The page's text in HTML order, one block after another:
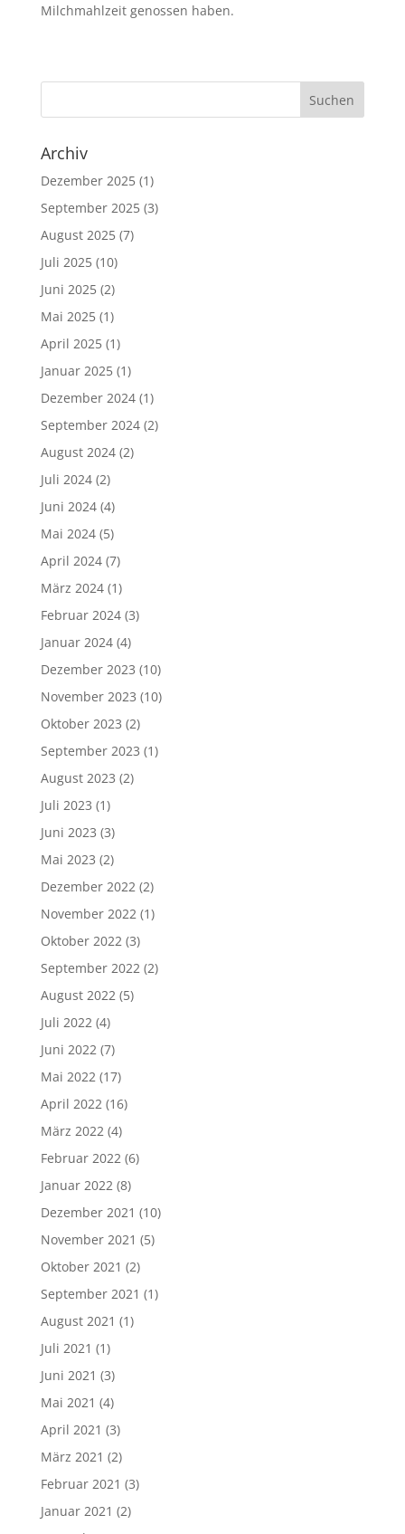
Milchmahlzeit genossen haben.
Archiv
Dezember 2025(1)
September 2025(3)
August 2025(7)
Juli 2025(10)
Juni 2025(2)
Mai 2025(1)
April 2025(1)
Januar 2025(1)
Dezember 2024(1)
September 2024(2)
August 2024(2)
Juli 2024(2)
Juni 2024(4)
Mai 2024(5)
April 2024(7)
März 2024(1)
Februar 2024(3)
Januar 2024(4)
Dezember 2023 (10)
November 2023 (10)
Oktober 2023 (2)
September 2023 (1)
August 2023 (2)
Juli 2023 (1)
Juni 2023 (3)
Mai 2023 (2)
Dezember 2022(2)
November 2022(1)
Oktober 2022(3)
September 2022(2)
August 2022(5)
Juli 2022(4)
Juni 2022(7)
Mai 2022(17)
April 2022(16)
März 2022(4)
Februar 2022(6)
Januar 2022(8)
Dezember 2021 (10)
November 2021 (5)
Oktober 2021 (2)
September 2021 (1)
August 2021 (1)
Juli 2021 (1)
Juni 2021 (3)
Mai 2021 (4)
April 2021 (3)
März 2021 (2)
Februar 2021 (3)
Januar 2021 (2)